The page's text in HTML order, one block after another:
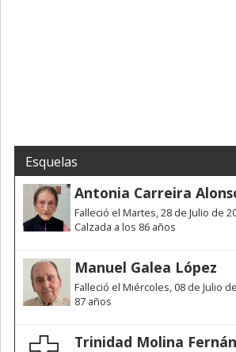
Esquelas
Antonia Carreira
Falleció el Martes, 28 de Julio de
Calzada a los 86 años
Manuel Galea López
Falleció el Miércoles, 08 de Julio
87 años
Trinidad Molina